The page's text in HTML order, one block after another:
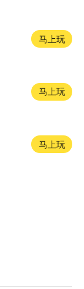
马上玩
马上玩
马上玩